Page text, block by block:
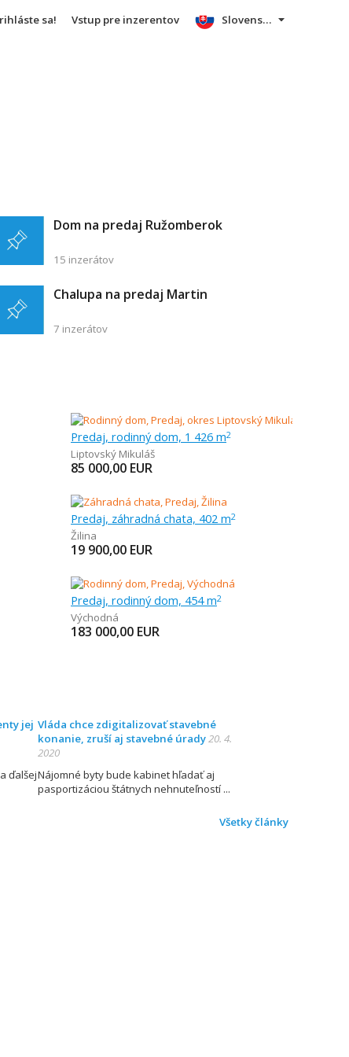
sa! Vstup pre inzerentov Slovensky
Dom na predaj Ružomberok
15 inzerátov
Chalupa na predaj Martin
7 inzerátov
Predaj, rodinný dom, 1 426 m2
Liptovský Mikuláš
85 000,00 EUR
Predaj, záhradná chata, 402 m2
Žilina
19 900,00 EUR
Predaj, rodinný dom, 454 m2
Východná
183 000,00 EUR
jej
ďalšej
Vláda chce zdigitalizovať stavebné
konanie, zruší aj stavebné úrady20. 4.
2020
Nájomné byty bude kabinet hľadať aj
pasportizáciou štátnych nehnuteľností
Všetky články